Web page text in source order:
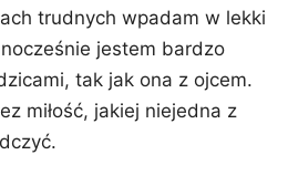
trudnych wpadam w lekki
jestem bardzo
tak jak ona z ojcem.
miłość, jakiej niejedna z